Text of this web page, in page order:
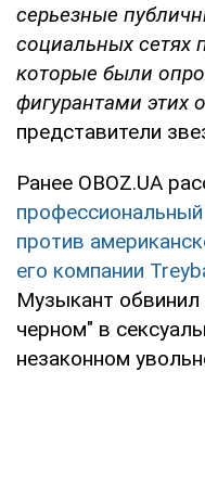
серьезные
социальных сетях
которые были
фигурантами этих
представители
Ранее OBOZ.UA
против
его компании
Музыкант
черном" в
незаконном